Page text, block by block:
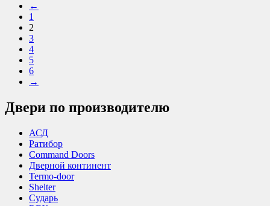
←
1
2
3
4
5
6
→
Двери по производителю
АСД
Ратибор
Command Doors
Дверной континент
Termo-door
Shelter
Сударь